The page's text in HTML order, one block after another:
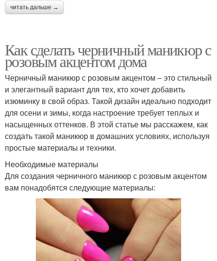
читать дальше →
Как сделать черничный маникюр с
розовым акцентом дома
Черничный маникюр с розовым акцентом – это стильный
и элегантный вариант для тех, кто хочет добавить
изюминку в свой образ. Такой дизайн идеально подходит
для осени и зимы, когда настроение требует теплых и
насыщенных оттенков. В этой статье мы расскажем, как
создать такой маникюр в домашних условиях, используя
простые материалы и техники.
Необходимые материалы
Для создания черничного маникюр с розовым акцентом
вам понадобятся следующие материалы: